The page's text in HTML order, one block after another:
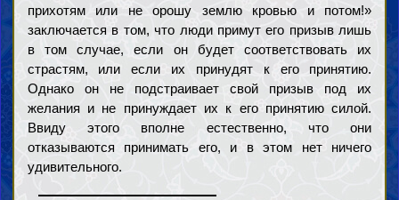
прихотям или не орошу землю кровью и потом!»
заключается в том, что люди примут его призыв лишь
в том случае, если он будет соответствовать их
страстям, или если их принудят к его принятию.
Однако он не подстраивает свой призыв под их
желания и не принуждает их к его принятию силой.
Ввиду этого вполне естественно, что они
отказываются принимать его, и в этом нет ничего
удивительного.